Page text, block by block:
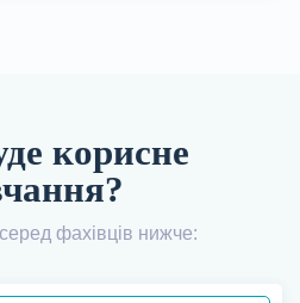
корисне
фахівців нижче: